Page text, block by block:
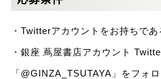
・Twitterアカウントをお持ちであ
・銀座 蔦屋書店アカウント
「@GINZA_TSUTAYA」をフォ